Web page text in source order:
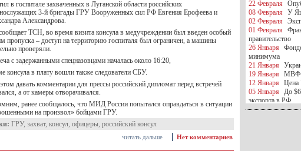
в госпитале захваченных в Луганской области российских
3-й бригады ГРУ Вооруженных сил РФ Евгения Ерофеева и
Александрова.
ТСН, во время визита консула в медучреждении был введен особый
пропуска – доступ на территорию госпиталя был ограничен, а машины
проверяли.
с задержанными спецназовцами началась около 16:20,
консула в плату вошли также следователи СБУ.
давать комментарии для прессы российский дипломат перед встречей
а от камеры отворачивался.
ранее сообщалось, что МИД России попытался оправдаться в ситуации
на произвол» бойцами ГРУ.
ГРУ, захват, консул, офицеры, российский консул
Нет комментариев
читать дальше
22 Февраля
08 Февраля
У
02 Февраля
01 Февраля
правительство
26 Января
минимума
21 Января
19 Января
МВФ
12 Января
Цена
05 Января
До
экспорта в РФ
05 Января
Киев